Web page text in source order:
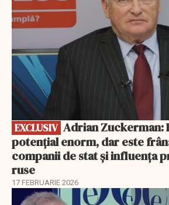
EXCLUSIV
potențial enorm, dar este
companii de stat și influența
ruse
17 FEBRUARIE 2026
EXCLUSIV